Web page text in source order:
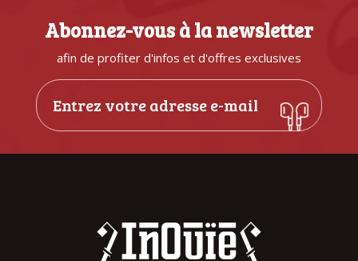
Abonnez-vous à la newsletter
afin de profiter d'infos et d'offres exclusives